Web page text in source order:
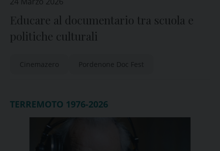
Educare al documentario tra scuola e
politiche culturali
Cinemazero Pordenone Doc Fest
TERREMOTO 1976-2026